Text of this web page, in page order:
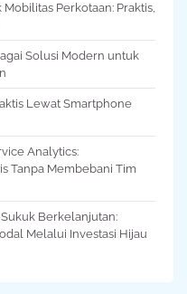
Perkotaan: Praktis,
Solusi Modern untuk
Lewat Smartphone
Analytics:
Tanpa Membebani Tim
Berkelanjutan:
Melalui Investasi Hijau